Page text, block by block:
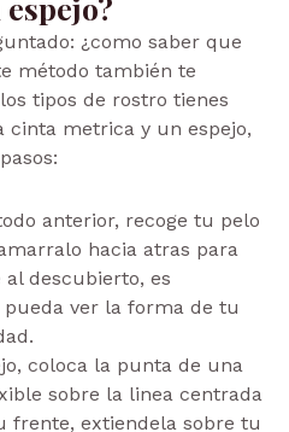
¿como saber que
método también te
tipos de rostro tienes
cinta metrica y un espejo,
anterior, recoge tu pelo
hacia atras para
descubierto, es
ver la forma de tu
coloca la punta de una
sobre la linea centrada
frente, extiendela sobre tu